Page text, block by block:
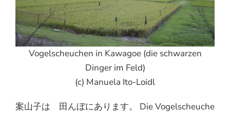
Vogelscheuchen in Kawagoe (die schwarzen
Dinger im Feld)
(c) Manuela Ito-Loidl
案山子は 田んぼにあります。 Die Vogelscheuche